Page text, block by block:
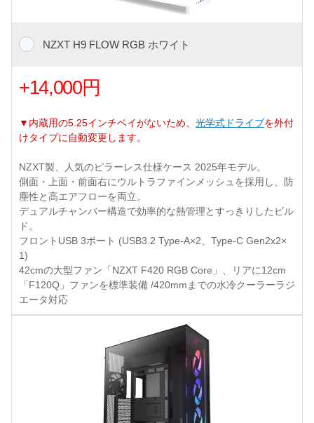
NZXT H9 FLOW RGB ホワイト
+14,000円
▼内蔵用の5.25インチベイがないため、 光学式ドライブを外付
けタイプに自動変更します。
NZXT製、人気のピラーレス仕様ケース 2025年モデル。
側面・上面・前面右にウルトラファインメッシュを採用し、防
塵性と高エアフローを両立。
デュアルチャンバー構造で効率的な熱管理とすっきりしたビル
ド。
フロントUSB 3ポート (USB3.2 Type-A×2、Type-C Gen2x2×
1)
42cmの大型ファン「NZXT F420 RGB Core」、リアに12cm
「F120Q」ファンを標準装備 /420mmまでの水冷クーラーラジ
エータ対応